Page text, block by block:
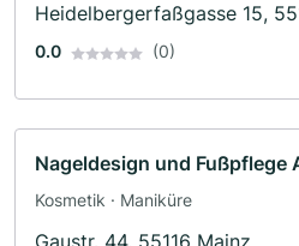
Heidelbergerfaßgasse 15,
0.0 (0)
Nageldesign und Fußpflege
Kosmetik · Maniküre